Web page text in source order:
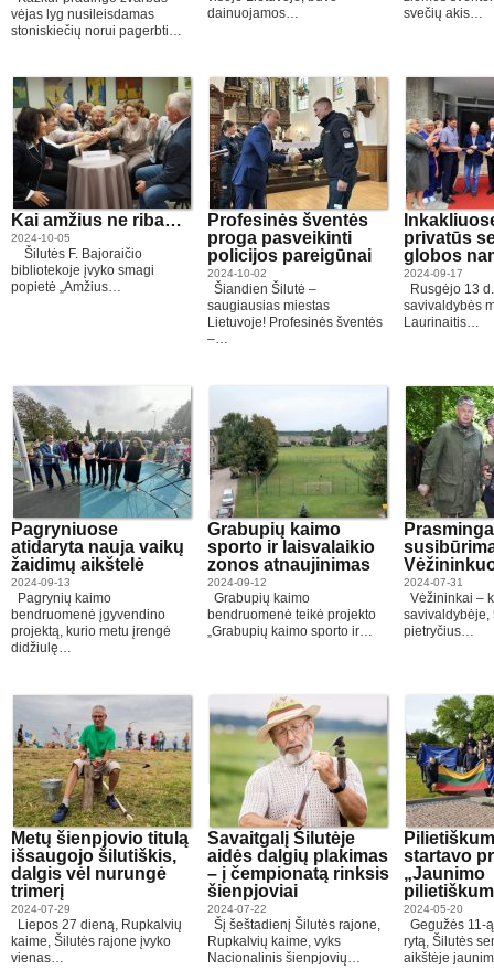
vėjas lyg nusileisdamas
stoniskiečių norui pagerbti…
dainuojamos…
svečių akis…
Kai amžius ne riba…
2024-10-05
Šilutės F. Bajoraičio
bibliotekoje įvyko smagi
popietė „Amžius…
Profesinės šventės
proga pasveikinti
policijos pareigūnai
2024-10-02
Šiandien Šilutė –
saugiausias miestas
Lietuvoje! Profesinės šventės
–…
privatūs
globos
2024-09-17
Rusgėjo 13
savivaldybės
Laurinaitis…
Pagryniuose
atidaryta nauja vaikų
žaidimų aikštelė
2024-09-13
Pagrynių kaimo
bendruomenė įgyvendino
projektą, kurio metu įrengė
didžiulę…
Grabupių kaimo
sporto ir laisvalaikio
zonos atnaujinimas
2024-09-12
Grabupių kaimo
bendruomenė teikė projekto
„Grabupių kaimo sporto ir…
2024-07-31
Vėžininkai –
savivaldybėje,
pietryčius…
Metų šienpjovio titulą
išsaugojo šilutiškis,
dalgis vėl nurungė
trimerį
2024-07-29
Liepos 27 dieną, Rupkalvių
kaime, Šilutės rajone įvyko
vienas…
Savaitgalį Šilutėje
aidės dalgių plakimas
– į čempionatą rinksis
šienpjoviai
2024-07-22
Šį šeštadienį Šilutės rajone,
Rupkalvių kaime, vyks
Nacionalinis šienpjovių…
startavo
„Jaunimo
2024-05-20
Gegužės 11-
rytą, Šilutės
aikštėje